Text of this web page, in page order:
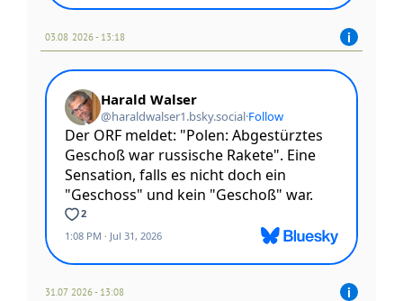
03.08 2026 - 13:18
31.07 2026 - 13:08